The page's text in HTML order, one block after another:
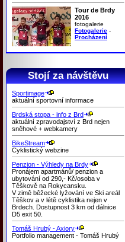
Tour de Brdy
2016
fotogalerie
Fotogalerie -
Procházení
Stojí za návštěvu
Sportimage
aktuální sportovní informace
Brdská stopa - info z Brd
aktuální zpravodajství z Brd nejen
sněhové + webkamery
BikeStream
Cyklistický webzine
Penzion - Výhledy na Brdy
Pronájem apartmánů/ penzion a
ubytování od 290,- Kč/osoba v
Těškově na Rokycansku.
V zimě běžecké lyžování ve Ski areál
Těškov a v létě cyklistika nejen v
Brdech. Dostupnost 3 km od dálnice
D5 exit 50.
Tomáš Hrubý - Axiory
Portfolio management - Tomáš Hrubý